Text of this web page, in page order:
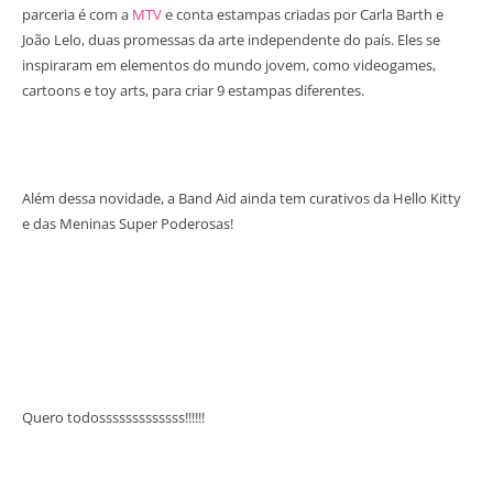
parceria é com a MTVe conta estampas criadas por Carla Barth e
João Lelo, duas promessas da arte independente do país. Eles se
inspiraram em elementos do mundo jovem, como videogames,
cartoons e toy arts, para criar 9 estampas diferentes.
Além dessa novidade, a Band Aid ainda tem curativos da Hello Kitty
e das Meninas Super Poderosas!
Quero todosssssssssssss!!!!!!